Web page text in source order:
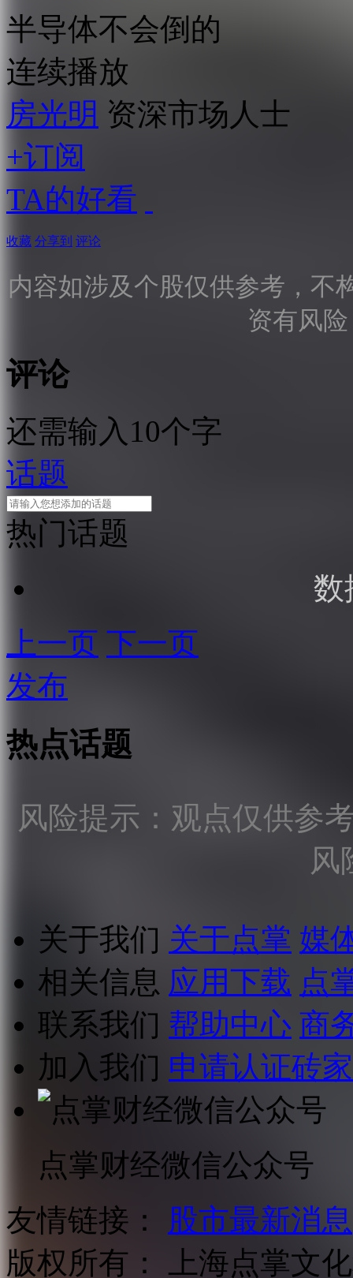
半导体不会倒的
连续播放
房光明 资深市场人士
+订阅
TA的好看
收藏 分享到 评论
内容如涉及个股仅供参考，不
资有风
评论
还需输入10个字
话题
热门话题
数
上一页 下一页
发布
热点话题
风险提示：观点仅供参
风
关于我们 关于点掌 媒
相关信息 应用下载 点
联系我们 帮助中心 商
加入我们 申请认证砖家
点掌财经微信公众号
友情链接：
股市最新消息
版权所有：
上海点掌文